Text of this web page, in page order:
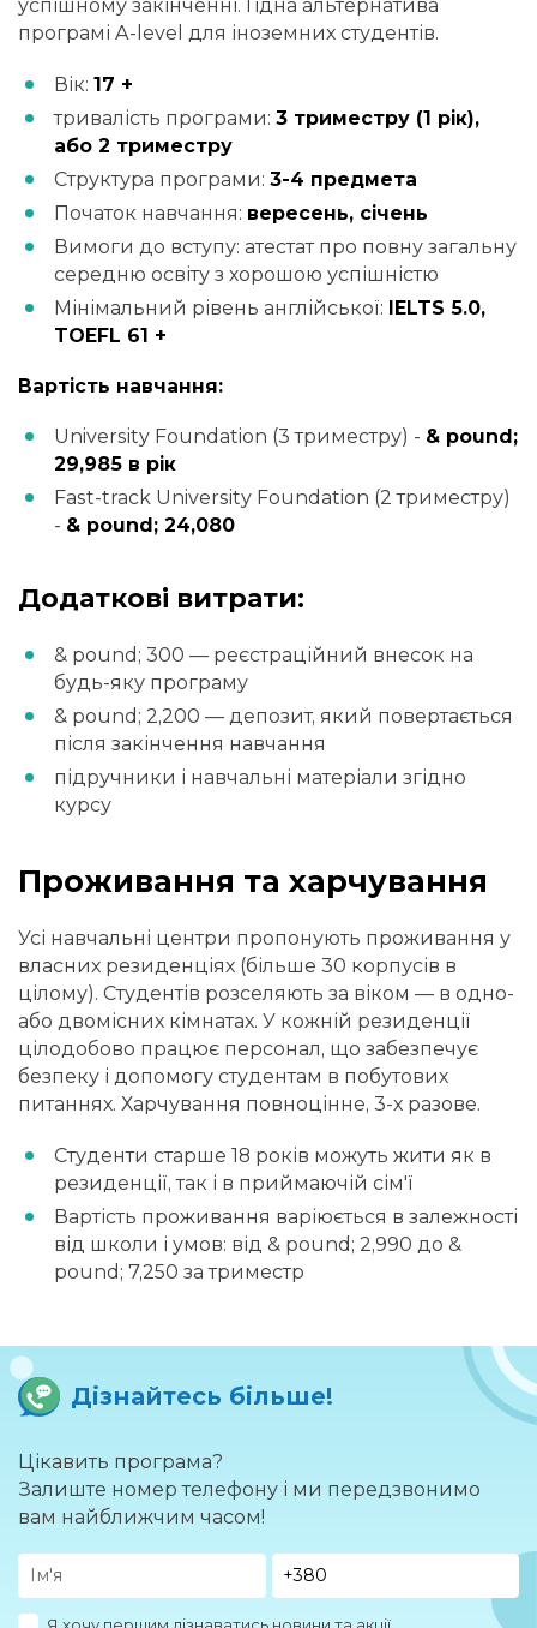
успішному закінченні. Гідна альтернатива
програмі A-level для іноземних студентів.
Вік: 17 +
тривалість програми: 3 триместру (1 рік),
або 2 триместру
Структура програми: 3-4 предмета
Початок навчання: вересень, січень
Вимоги до вступу: атестат про повну загальну
середню освіту з хорошою успішністю
Мінімальний рівень англійської: IELTS 5.0,
TOEFL 61 +
Вартість навчання:
University Foundation (3 триместру) - & pound;
29,985 в рік
Fast-track University Foundation (2 триместру)
- & pound; 24,080
Додаткові витрати:
& pound; 300 — реєстраційний внесок на
будь-яку програму
& pound; 2,200 — депозит, який повертається
після закінчення навчання
підручники і навчальні матеріали згідно
курсу
Проживання та харчування
Усі навчальні центри пропонують проживання у
власних резиденціях (більше 30 корпусів в
цілому). Студентів розселяють за віком — в одно-
або двомісних кімнатах. У кожній резиденції
цілодобово працює персонал, що забезпечує
безпеку і допомогу студентам в побутових
питаннях. Харчування повноцінне, 3-х разове.
Студенти старше 18 років можуть жити як в
резиденції, так і в приймаючій сім'ї
Вартість проживання варіюється в залежності
від школи і умов: від & pound; 2,990 до &
pound; 7,250 за триместр
Дізнайтесь більше!
Цікавить програма?
Залиште номер телефону і ми передзвонимо
вам найближчим часом!
Я хочу першим дізнаватись новини та акції